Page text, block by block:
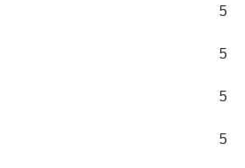
5
5
5
5